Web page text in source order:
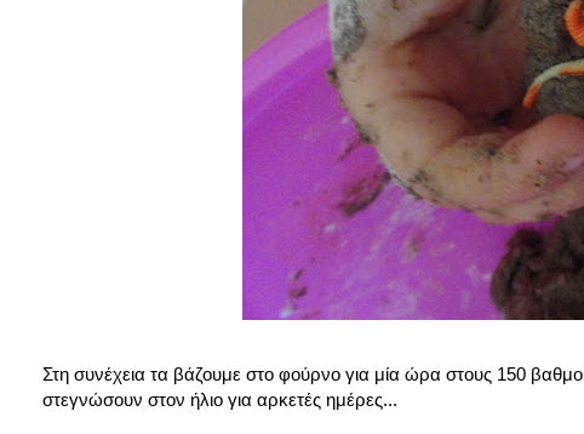
Στη συνέχεια τα βάζουμε στο φούρνο για μία ώρα στους 150
στεγνώσουν στον ήλιο για αρκετές ημέρες...